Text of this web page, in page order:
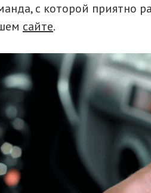
с которой приятно
сайте.